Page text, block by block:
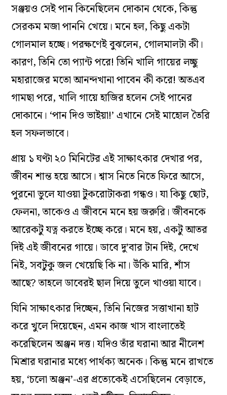
সঞ্জয়ও সেই পান কিনেছিলেন দোকান থেকে, কিন্তু
সেরকম মজা পাননি খেয়ে। মনে হল, কিছু একটা
গোলমাল হচ্ছে। পরক্ষণেই বুঝলেন, গোলমালটা কী।
কারণ, তিনি তো প‌্যান্ট পরে! তিনি খালি গায়ের লচ্ছু
মহারাজের মতো আনন্দখানা পাবেন কী করে! অতএব
গামছা পরে, খালি গায়ে হাজির হলেন সেই পানের
দোকানে। ‘পান দিও ভাইয়া!’ এখানে সেই মাহোল তৈরি
হল সফলভাবে।
প্রায় ১ ঘণ্টা ২০ মিনিটের এই সাক্ষাৎকার দেখার পর,
জীবন শান্ত হয়ে আসে। শ্বাস নিতে নিতে ফিরে আসে,
পুরনো ভুলে যাওয়া টুকরোটাকরা গন্ধও। যা কিছু ছোট,
ফেলনা, তাকেও এ জীবনে মনে হয় জরুরি। জীবনকে
আরেকটু যত্ন করতে ইচ্ছে করে। মনে হয়, একটু আতর
দিই এই জীবনের গায়ে। ডাবে দু’বার টান দিই, দেখে
নিই, সবটুকু জল খেয়েছি কি না। উঁকি মারি, শাঁস
আছে? তাহলে ডাবেরই ছাল দিয়ে তুলে খাওয়া যাবে।
যিনি সাক্ষাৎকার দিচ্ছেন, তিনি নিজের সত্তাখানা হাট
করে খুলে দিয়েছেন, এমন কাজ খাস বাংলাতেই
করেছিলেন অঞ্জন দত্ত। যদিও তাঁর ঘরানা আর নীলেশ
মিশ্রার ঘরানার মধ্যে পার্থক‌্য অনেক। কিন্তু মনে রাখতে
হয়, ‘চলো অঞ্জন’-এর প্রত্যেকেই এসেছিলেন বেড়াতে,